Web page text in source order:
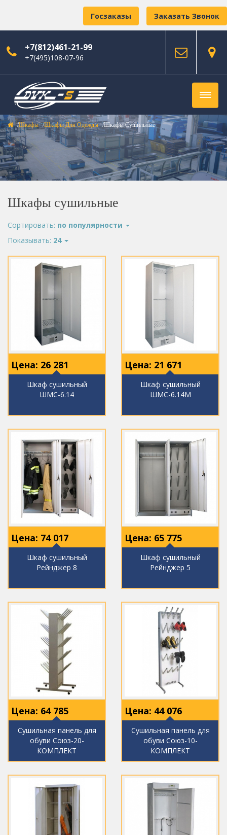
Заказать Звонок
Госзаказы
+7(812)461-21-99
+7(495)108-07-96
Шкафы Шкафы Для Одежды Шкафы Сушильные
Шкафы сушильные
Сортировать: по популярности
Показывать: 24
Цена: 26 281
Шкаф сушильный
ШМС-6.14
Цена: 21 671
Шкаф сушильный
ШМС-6.14М
Цена: 74 017
Шкаф сушильный
Рейнджер 8
Цена: 65 775
Шкаф сушильный
Рейнджер 5
Цена: 64 785
Сушильная панель для
обуви Союз-20-
КОМПЛЕКТ
Цена: 44 076
Сушильная панель для
обуви Союз-10-
КОМПЛЕКТ